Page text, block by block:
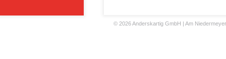
© 2026 Anderskartig GmbH | Am